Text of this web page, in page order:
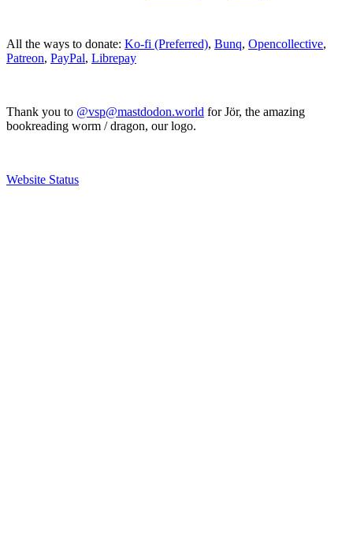
All the ways to donate: Ko-fi (Preferred), Bunq, Opencollective,
Patreon, PayPal, Librepay
Thank you to @vsp@mastdodon.world for Jör, the amazing
bookreading worm / dragon, our logo.
Website Status